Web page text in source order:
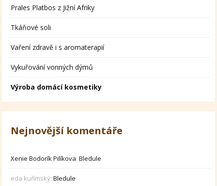
Prales Platbos z Jižní Afriky
Tkáňové soli
Vaření zdravě i s aromaterapií
Vykuřování vonných dýmů
Výroba domácí kosmetiky
Nejnovější komentáře
Xenie Bodorík Pilíkova:Bledule
eda kuřímský:Bledule